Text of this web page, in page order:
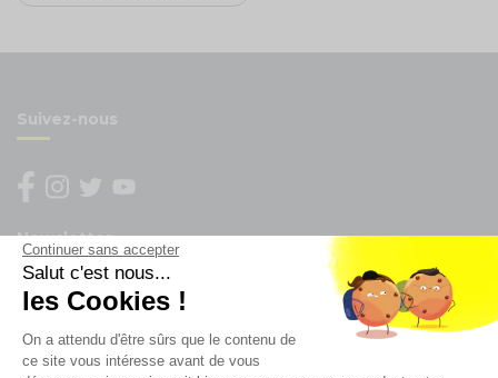
Continuer sans accepter
Salut c'est nous...
les Cookies !
On a attendu d'être sûrs que le contenu de
ce site vous intéresse avant de vous
Suivez-nous
Newsletter
Enregistrez vous à la newsletter
Restez à l'actualité sur nos produits et les offres du
moment